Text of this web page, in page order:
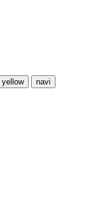
yellow
navi